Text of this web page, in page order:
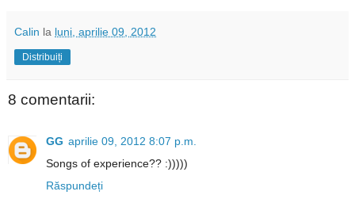
Calin la luni, aprilie 09, 2012
Distribuiți
8 comentarii:
GG aprilie 09, 2012 8:07 p.m.
Songs of experience?? :)))))
Răspundeți